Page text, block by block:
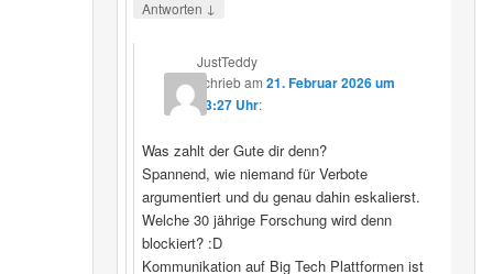
Antworten ↓
JustTeddy
schriebam 21. Februar 2026 um
13:27 Uhr:
Was zahlt der Gute dir denn?
Spannend, wie niemand für Verbote
argumentiert und du genau dahin eskalierst.
Welche 30 jährige Forschung wird denn
blockiert? :D
Kommunikation auf Big Tech Plattformen ist